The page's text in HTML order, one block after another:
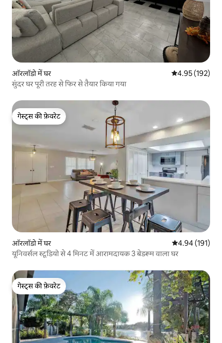
ऑरलॉडो में घर औसत रेटिंग 5 में से
4.95 (192)
सुंदर घर पूरी तरह से फिर से तैयार किया गया
गेस्ट्स की फ़ेवरेट
गेस्ट्स की फ़ेवरेट
ऑरलॉडो में घर औसत रेटिंग 5 में से
4.94 (191)
यूनिवर्सल स्टूडियो से 4 मिनट में आरामदायक 3 बेडरूम वाला घर
गेस्ट्स की फ़ेवरेट
गेस्ट्स की फ़ेवरेट